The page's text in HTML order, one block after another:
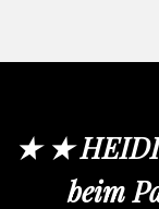
★ ★
beim